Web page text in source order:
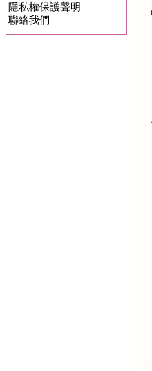
隱私權保護聲明
聯絡我們